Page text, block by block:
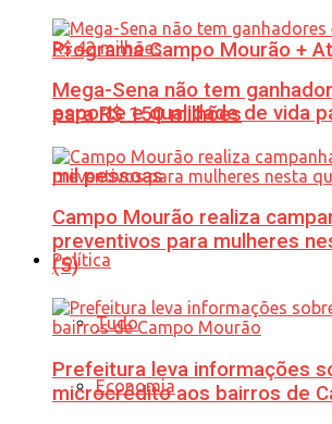
Programa Campo Mourão +
esporte e qualidade de vida
mil pessoas
Política
Tudo
Economia
Mega-Sena não tem
para R$ 150 milhões
Campo Mourão realiza
preventivos para mulheres
(5)
Prefeitura leva informações
microcrédito aos bairros de